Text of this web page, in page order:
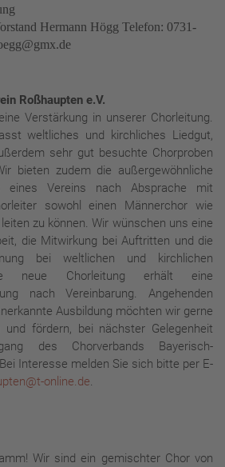
Hermann Högg Telefon: 0731-
Roßhaupten e.V.
Verstärkung in unserer Chorleitung.
weltliches und kirchliches Liedgut,
sehr gut besuchte Chorproben
bieten zudem die außergewöhnliche
eines Vereins nach Absprache mit
sowohl einen Männerchor wie
zu können. Wir wünschen uns eine
die Mitwirkung bei Auftritten und die
bei weltlichen und kirchlichen
neue Chorleitung erhält eine
nach Vereinbarung. Angehenden
Ausbildung möchten wir gerne
und fördern, bei nächster Gelegenheit
des Chorverbands Bayerisch-
Interesse melden Sie sich bitte per E-
online.de.
Wir sind ein gemischter Chor von